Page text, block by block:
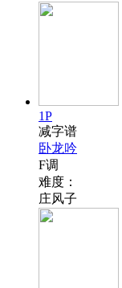
1P
减字谱
卧龙吟
F调
难度：
庄风子